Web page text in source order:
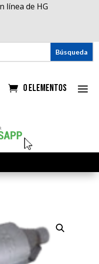
línea de HG
0 elementos